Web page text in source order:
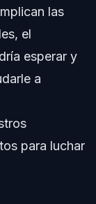
en
las
el
esperar y
a
para luchar